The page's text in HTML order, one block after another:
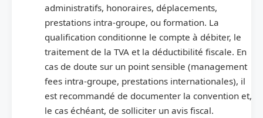
administratifs, honoraires, déplacements,
prestations intra-groupe, ou formation. La
qualification conditionne le compte à débiter, le
traitement de la TVA et la déductibilité fiscale. En
cas de doute sur un point sensible (management
fees intra-groupe, prestations internationales), il
est recommandé de documenter la convention et,
le cas échéant, de solliciter un avis fiscal.